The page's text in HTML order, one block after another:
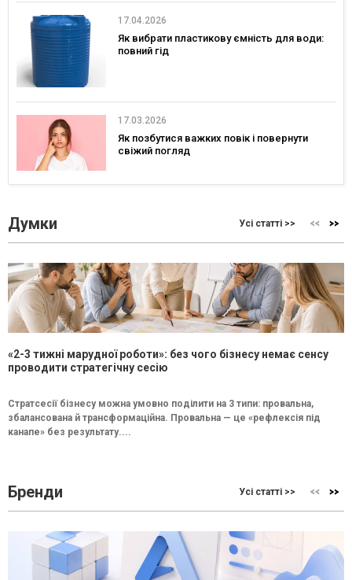
17.04.2026
Як вибрати пластикову ємність для води:
повний гід
17.03.2026
Як позбутися важких повік і повернути
свіжий погляд
Думки Усі статті >>
«2-3 тижні марудної роботи»: без чого бізнесу немає сенсу
проводити стратегічну сесію
Стратсесії бізнесу можна умовно поділити на 3 типи: провальна,
збалансована й трансформаційна. Провальна — це «рефлексія під
канапе» без результату....
Бренди Усі статті >>